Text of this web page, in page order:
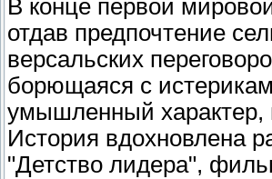
В конце первой
отдав предпочтение
версальских
борющаяся с
умышленный характер,
История вдохновлена
"Детство лидера",